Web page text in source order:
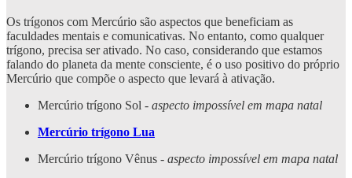
Os trígonos com Mercúrio são aspectos que beneficiam as
faculdades mentais e comunicativas. No entanto, como qualquer
trígono, precisa ser ativado. No caso, considerando que estamos
falando do planeta da mente consciente, é o uso positivo do próprio
Mercúrio que compõe o aspecto que levará à ativação.
Mercúrio trígono Sol - aspecto impossível em mapa natal
Mercúrio trígono Lua
Mercúrio trígono Vênus - aspecto impossível em mapa natal